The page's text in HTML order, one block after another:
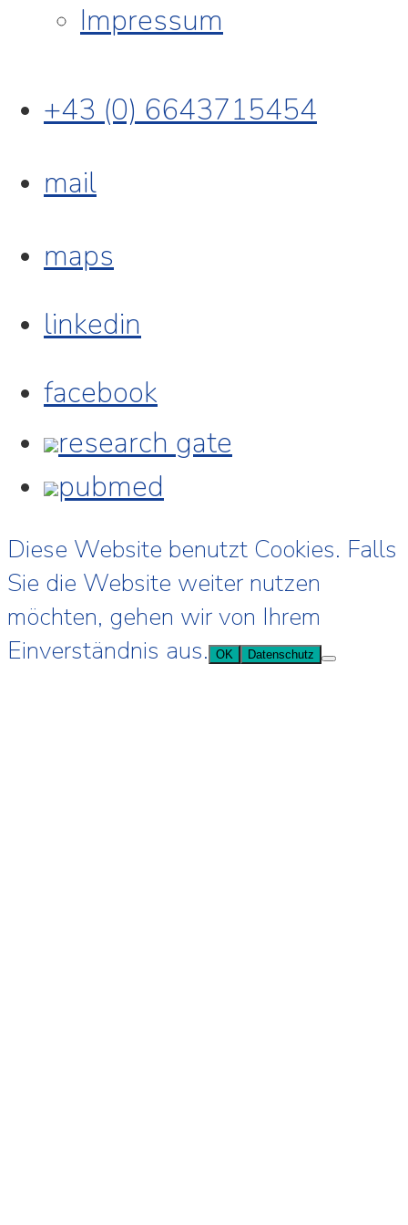
Impressum
+43 (0) 6643715454
mail
maps
linkedin
facebook
research gate
pubmed
Diese Website benutzt Cookies. Falls
Sie die Website weiter nutzen
möchten, gehen wir von Ihrem
Einverständnis aus.
OK Datenschutz